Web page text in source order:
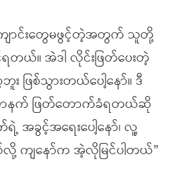
ောင်းတွေမဖွင့်တဲ့အတွက် သူတို့
ယ်။ အဲဒါ လိုင်းဖြတ်ပေးတဲ့
ြစ်သွားတယ်ပေါ့နော်။ ဒီ
နက် ဖြတ်တောက်ခံရတယ်ဆို
အခွင့်အရေးပေါ့နော်၊ လူ့
ကျနော်က အဲ့လိုမြင်ပါတယ်”